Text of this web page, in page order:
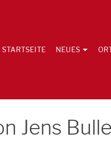
STARTSEITE NEUES
Jens